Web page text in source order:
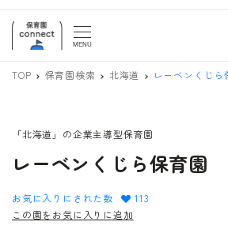
MENU
TOP 保育園検索 北海道 レーベンくじら
「北海道」の企業主導型保育園
レーベンくじら保育園
お気に入りにされた数
113
この園をお気に入りに追加